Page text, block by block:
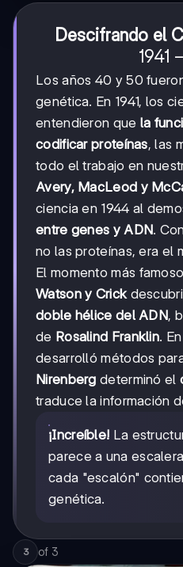
Descifrando el
1941-
1977
1941 −
Los años 40 y 50
genética. En 1941, los
entendieron que la
codificar proteínas, las
todo el trabajo en
Avery, MacLeod y
ciencia en 1944 al
entre genes y ADN.
no las proteínas, era el
El momento más
Watson y Crick
doble hélice del ADN,
de Rosalind Franklin.
desarrolló métodos
Nirenberg determinó el
traduce la información
¡Increíble! La
parece a una
cada "escalón"
genética.
3 of 3